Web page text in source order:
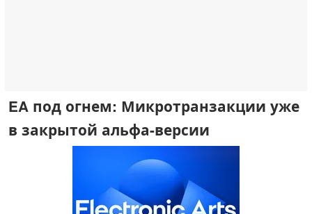
EA под огнем: Микротранзакции уже
в закрытой альфа-версии